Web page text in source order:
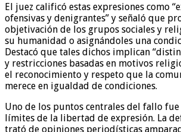
El juez calificó estas expresiones como
ofensivas y denigrantes” y señaló que
objetivación de los grupos sociales y
su humanidad o asignándoles una
Destacó que tales dichos implican
y restricciones basadas en motivos
el reconocimiento y respeto que la
merece en igualdad de condiciones.
Uno de los puntos centrales del fallo
límites de la libertad de expresión. La
trató de opiniones periodísticas